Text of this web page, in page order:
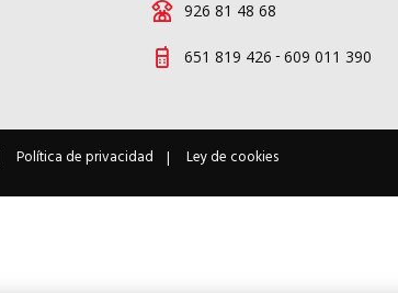
926 81 48 68
651 819 426 - 609 011 390
Política de privacidad Ley de cookies